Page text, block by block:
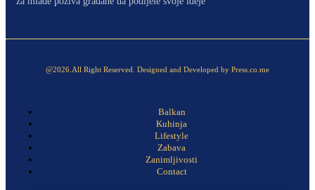
@2026.All Right Reserved. Designed and Developed by Press.co.me
Balkan
Kuhinja
Lifestyle
Zabava
Zanimljivosti
Contact